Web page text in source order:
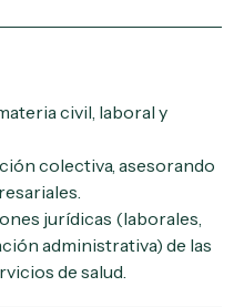
civil, laboral y
colectiva, asesorando
jurídicas (laborales,
administrativa) de las
de salud.